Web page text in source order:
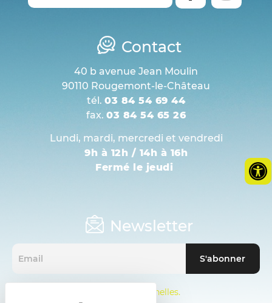
Contact
40 b avenue Jean Moulin
90110 Rougemont-le-Château
tél. 03 84 54 69 44
fax. 03 84 54 65 26
Lundi, mardi, mercredi et vendredi
9h à 12h / 14h à 16h
Fermé le jeudi
Newsletter
Mentions sur les données personnelles.